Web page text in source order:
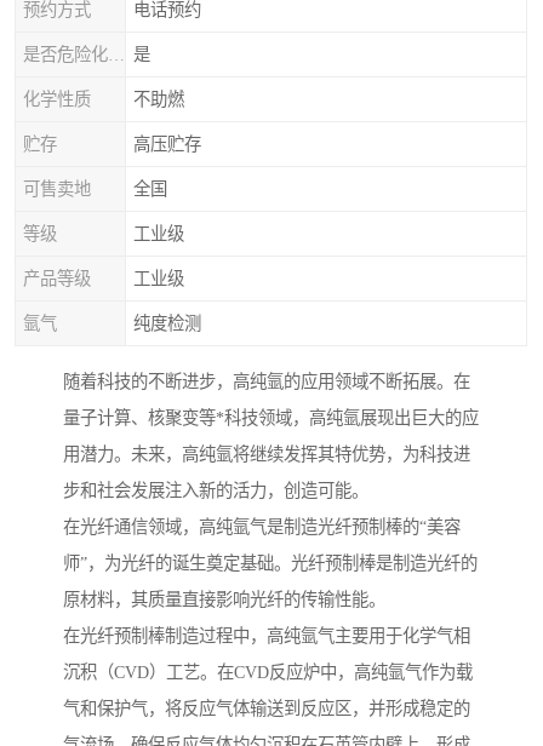
预约方式 电话预约
是
化学性质 不助燃
贮存 高压贮存
可售卖地 全国
等级 工业级
产品等级 工业级
氩气 纯度检测
随着科技的不断进步，高纯氩的应用领域不断拓展。在
量子计算、核聚变等*科技领域，高纯氩展现出巨大的应
用潜力。未来，高纯氩将继续发挥其特优势，为科技进
步和社会发展注入新的活力，创造可能。
在光纤通信领域，高纯氩气是制造光纤预制棒的“美容
师”，为光纤的诞生奠定基础。光纤预制棒是制造光纤的
原材料，其质量直接影响光纤的传输性能。
在光纤预制棒制造过程中，高纯氩气主要用于化学气相
沉积（CVD）工艺。在CVD反应炉中，高纯氩气作为载
气和保护气，将反应气体输送到反应区，并形成稳定的